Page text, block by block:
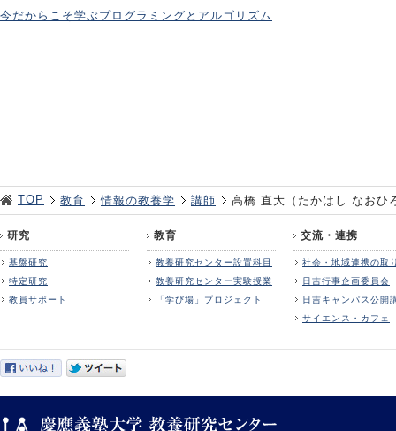
今だからこそ学ぶプログラミングとアルゴリズム
TOP 教育 情報の教養学 講師 高橋 直大（たかはし なおひ
研究
基盤研究
特定研究
教員サポート
教育
教養研究センター設置科目
教養研究センター実験授業
「学び場」プロジェクト
交流・連携
社会・地域連携の取
日吉行事企画委員会
日吉キャンパス公開
サイエンス・カフェ